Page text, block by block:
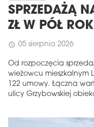
SPRZEDAŻĄ
ZŁ W PÓŁ
schedule 05 sierpnia 2026
Od rozpoczęcia
wieżowcu mieszkalnym
122 umowy. Łączna
ulicy Grzybowskiej